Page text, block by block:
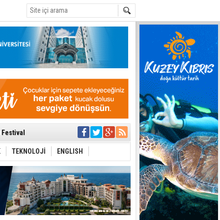
Festival
yitirdi
geliniyor
yönetim
kalınmaması
yönetim
TEKNOLOJİ ENGLISH